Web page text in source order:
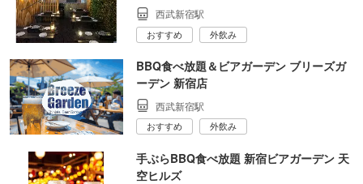
西武新宿駅
おすすめ 外飲み
BBQ食べ放題＆ビアガーデン ブリーズガ
ーデン 新宿店
西武新宿駅
おすすめ 外飲み
手ぶらBBQ食べ放題 新宿ビアガーデン 天
空ヒルズ